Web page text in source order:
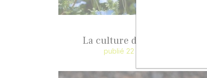
La culture du lin oléagineux
publié 22 décembre 2021